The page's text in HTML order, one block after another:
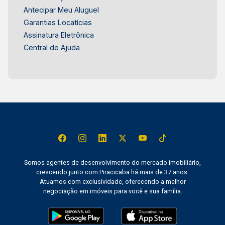
no mercado imobiliário de Piracicaba. Agende
sua visita.
Antecipar Meu Aluguel
Garantias Locatícias
Assinatura Eletrônica
Central de Ajuda
Somos agentes de desenvolvimento do mercado imobiliário,
crescendo junto com Piracicaba há mais de 37 anos.
Atuamos com exclusividade, oferecendo a melhor
negociação em imóveis para você e sua família.